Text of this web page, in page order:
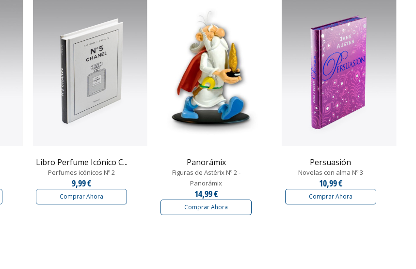
Libro Perfume Icónico C...
Perfumes icónicos Nº 2
9,99 €
Comprar Ahora
Panorámix
Figuras de Astérix Nº 2 -
Panorámix
14,99 €
Comprar Ahora
Persuasión
Novelas con alma Nº 3
10,99 €
Comprar Ahora